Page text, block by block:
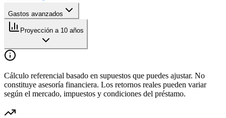
Gastos avanzados
Proyección a 10 años
Cálculo referencial basado en supuestos que puedes ajustar. No
constituye asesoría financiera. Los retornos reales pueden variar
según el mercado, impuestos y condiciones del préstamo.